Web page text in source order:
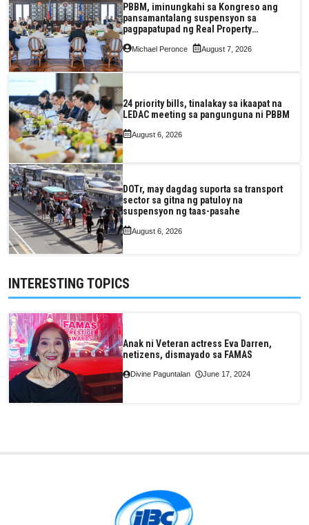
PBBM, iminungkahi sa Kongreso ang
pansamantalang suspensyon sa
pagpapatupad ng Real Property
Valuation and Assessment Reform Act
Michael Peronce August 7, 2026
24 priority bills, tinalakay sa ikaapat na
LEDAC meeting sa pangunguna ni PBBM
August 6, 2026
DOTr, may dagdag suporta sa transport
sector sa gitna ng patuloy na
suspensyon ng taas-pasahe
August 6, 2026
INTERESTING TOPICS
Anak ni Veteran actress Eva Darren,
netizens, dismayado sa FAMAS
Divine Paguntalan June 17, 2024